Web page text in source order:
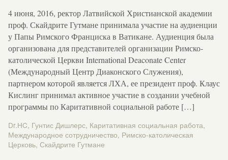
4 июня, 2016, ректор Латвийской Христианской академии
проф. Скайдрите Гутмане принимала участие на аудиенции
у Папы Римского Франциска в Ватикане. Аудиенция была
организована для представителей организации Римско-
католической Церкви International Deaconate Center
(Международный Центр Диаконского Служения),
партнером которой является ЛХА, ее президент проф. Клаус
Кислинг принимал активное участие в создании учебной
программы по Каритативной социальной работе […]
Dr.HC, Гунтис Дишлерс, Каритативная социальная работа,
Международное сотрудничество, Римско-католическая
Церковь, Скайдрите Гутмане